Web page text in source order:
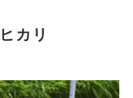
カリ